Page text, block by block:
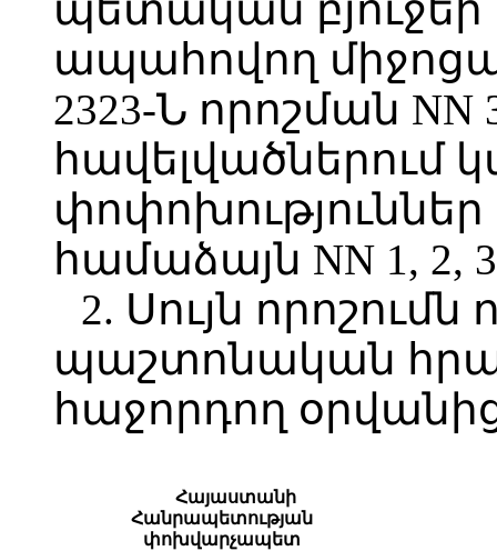
պետական
ապահովող
2323-Ն որոշման NN
հավելվածներում
փոփոխություններ
համաձայն NN 1, 2,
2. Սույն որոշումն
պաշտոնական
հաջորդող
Հայաստանի
Հանրապետության
փոխվարչապետ